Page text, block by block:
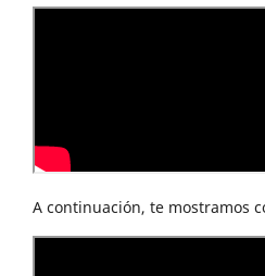
A continuación, te mostramos